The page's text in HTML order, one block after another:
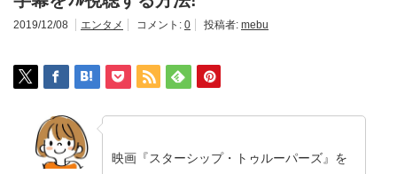
2019/12/08 エンタメ コメント: 0 投稿者: mebu
映画『スターシップ・トゥルーパーズ』を